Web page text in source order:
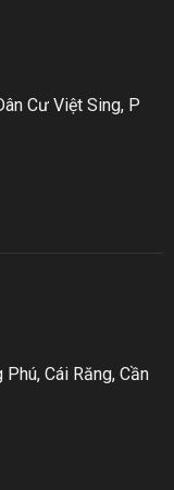
Cư Việt Sing, P
Cái Răng, Cần